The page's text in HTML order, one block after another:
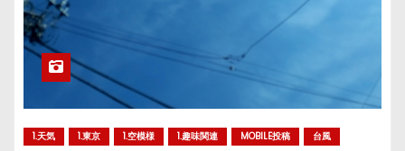
1.天気 1.東京 1.空模様 1.趣味関連 MOBILE投稿 台風